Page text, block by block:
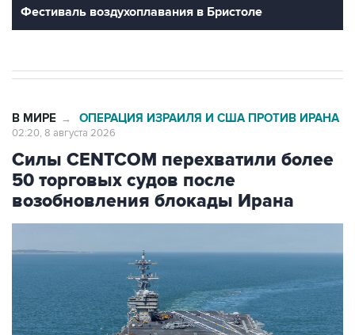
Фестиваль воздухоплавания в Бристоле
В МИРЕ → ОПЕРАЦИЯ ИЗРАИЛЯ И США ПРОТИВ ИРАНА
02:20, 8 августа 2026
Силы CENTCOM перехватили более
50 торговых судов после
возобновления блокады Ирана